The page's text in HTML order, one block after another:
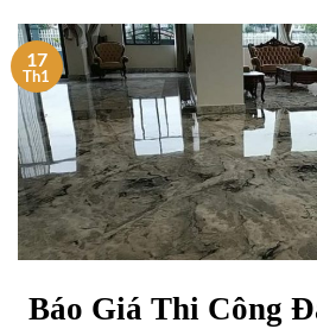
17
Th1
Báo Giá Thi Công